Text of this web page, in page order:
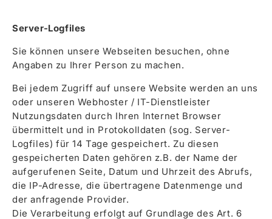
Server-Logfiles
Sie können unsere Webseiten besuchen, ohne
Angaben zu Ihrer Person zu machen.
Bei jedem Zugriff auf unsere Website werden an uns
oder unseren Webhoster / IT-Dienstleister
Nutzungsdaten durch Ihren Internet Browser
übermittelt und in Protokolldaten (sog. Server-
Logfiles) für 14 Tage gespeichert. Zu diesen
gespeicherten Daten gehören z.B. der Name der
aufgerufenen Seite, Datum und Uhrzeit des Abrufs,
die IP-Adresse, die übertragene Datenmenge und
der anfragende Provider.
Die Verarbeitung erfolgt auf Grundlage des Art. 6